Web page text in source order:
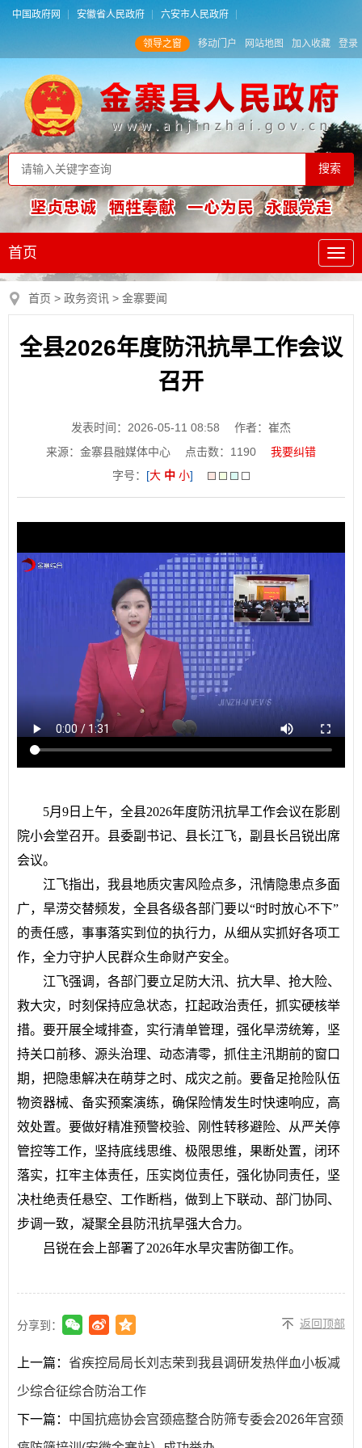
中国政府网 安徽省人民政府 六安市人民政府
领导之窗 移动门户 网站地图 加入收藏 登录
首页
首页 > 政务资讯 > 金寨要闻
全县2026年度防汛抗旱工作会议
召开
发表时间：2026-05-11 08:58
作者：崔杰
来源：金寨县融媒体中心
点击数： 1190
我要纠错
字号： [大 中 小]
5月9日上午，全县2026年度防汛抗旱工作会议在影剧
院小会堂召开。县委副书记、县长江飞，副县长吕锐出席
会议。
江飞指出，我县地质灾害风险点多，汛情隐患点多面
广，旱涝交替频发，全县各级各部门要以“时时放心不下”
的责任感，事事落实到位的执行力，从细从实抓好各项工
作，全力守护人民群众生命财产安全。
江飞强调，各部门要立足防大汛、抗大旱、抢大险、
救大灾，时刻保持应急状态，扛起政治责任，抓实硬核举
措。要开展全域排查，实行清单管理，强化旱涝统筹，坚
持关口前移、源头治理、动态清零，抓住主汛期前的窗口
期，把隐患解决在萌芽之时、成灾之前。要备足抢险队伍
物资器械、备实预案演练，确保险情发生时快速响应，高
效处置。要做好精准预警校验、刚性转移避险、从严关停
管控等工作，坚持底线思维、极限思维，果断处置，闭环
落实，扛牢主体责任，压实岗位责任，强化协同责任，坚
决杜绝责任悬空、工作断档，做到上下联动、部门协同、
步调一致，凝聚全县防汛抗旱强大合力。
吕锐在会上部署了2026年水旱灾害防御工作。
分享到： 返回顶部
上一篇： 省疾控局局长刘志荣到我县调研发热伴血小板减
少综合征综合防治工作
下一篇： 中国抗癌协会宫颈癌整合防筛专委会2026年宫颈